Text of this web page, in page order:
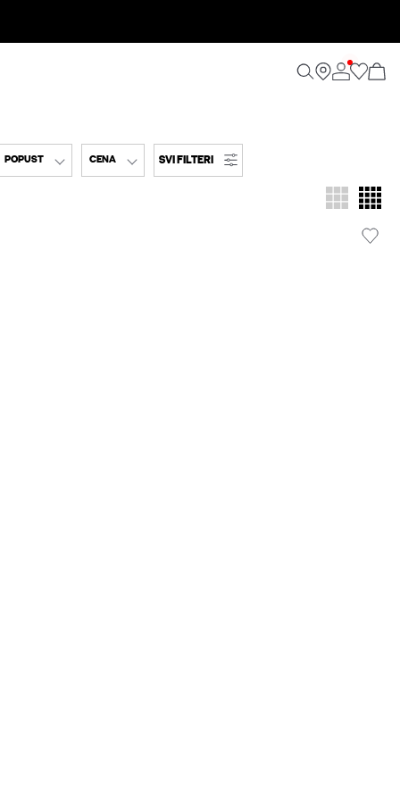
POPUST CENA SVI FILTERI